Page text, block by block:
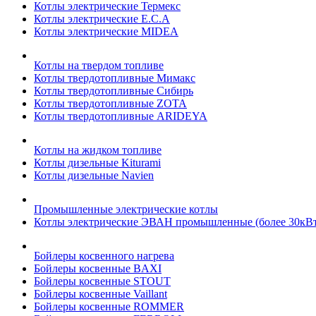
Котлы электрические Термекс
Котлы электрические E.C.A
Котлы электрические MIDEA
Котлы на твердом топливе
Котлы твердотопливные Мимакс
Котлы твердотопливные Сибирь
Котлы твердотопливные ZOTA
Котлы твердотопливные ARIDEYA
Котлы на жидком топливе
Котлы дизельные Kiturami
Котлы дизельные Navien
Промышленные электрические котлы
Котлы электрические ЭВАН промышленные (более
Бойлеры косвенного нагрева
Бойлеры косвенные BAXI
Бойлеры косвенные STOUT
Бойлеры косвенные Vaillant
Бойлеры косвенные ROMMER